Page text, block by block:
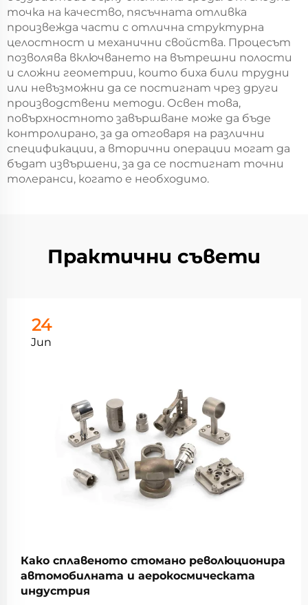
точка на качество, пясъчната отливка
произвежда части с отлична структурна
целостност и механични свойства. Процесът
позволява включването на вътрешни полости
и сложни геометрии, които биха били трудни
или невъзможни да се постигнат чрез други
производствени методи. Освен това,
повърхностното завършване може да бъде
контролирано, за да отговаря на различни
спецификации, а вторични операции могат да
бъдат извършени, за да се постигнат точни
толеранси, когато е необходимо.
Практични съвети
24
Jun
Како сплавеното стомано революционира
автомобилната и аерокосмическата
индустрия